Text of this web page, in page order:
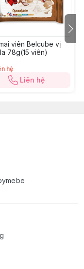
hợp với trái cây tự
hoá của con nhỏ.
với sở thích của
Vitamin B1,
dinh dưỡng trong
viên Belcube vị
78g(15 viên)
hệ
Liên hệ